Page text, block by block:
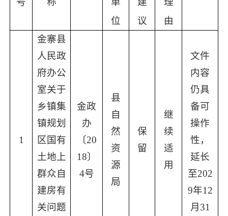
位
议
由
1
金寨县
人民政
府办公
室关于
乡镇集
镇规划
区国有
土地上
群众自
建房有
关问题
金政
办
〔20
18〕
4号
县
自
然
资
源
局
保
留
继
续
适
用
文件
内容
仍具
备可
操作
性，
延长
至202
9年12
月31